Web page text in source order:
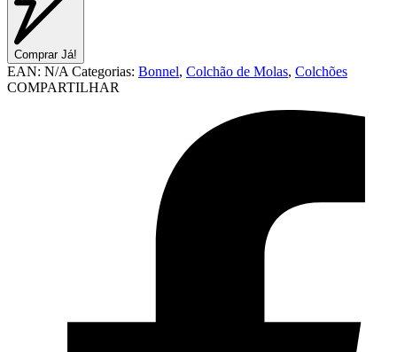
Comprar Já!
EAN: N/A Categorias: Bonnel, Colchão de Molas, Colchões
COMPARTILHAR